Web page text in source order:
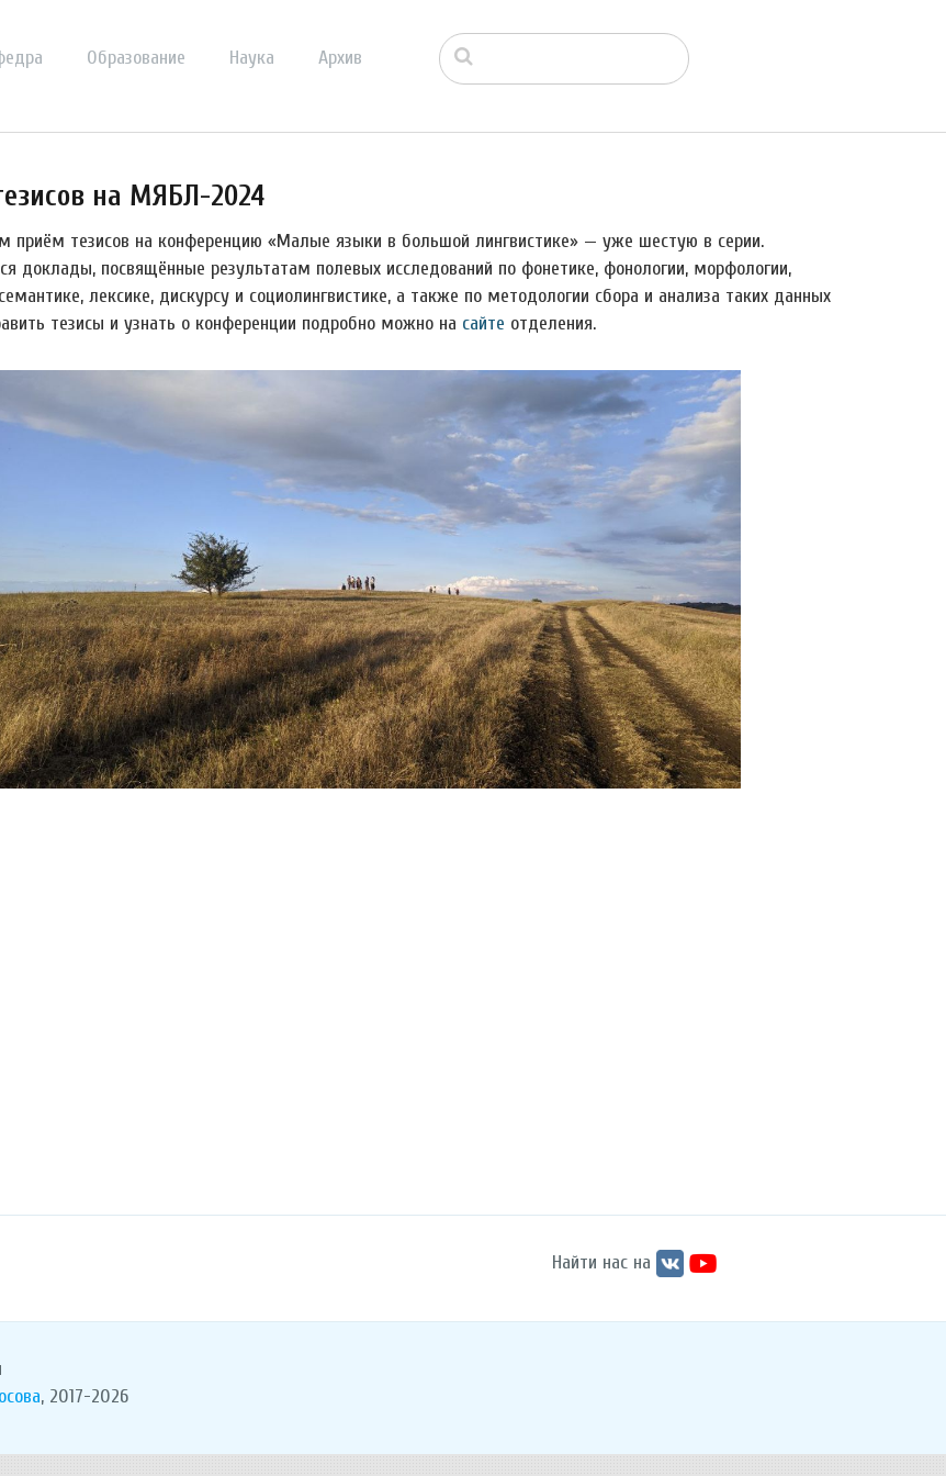
Образование Наука Архив
на МЯБЛ-2024
приём тезисов на конференцию «Малые языки в большой лингвистике» — уже шестую в серии.
доклады, посвящённые результатам полевых исследований по фонетике, фонологии, морфологии,
лексике, дискурсу и социолингвистике, а также по методологии сбора и анализа таких данных
тезисы и узнать о конференции подробно можно на сайте отделения.
Найти нас на
, 2017-2026